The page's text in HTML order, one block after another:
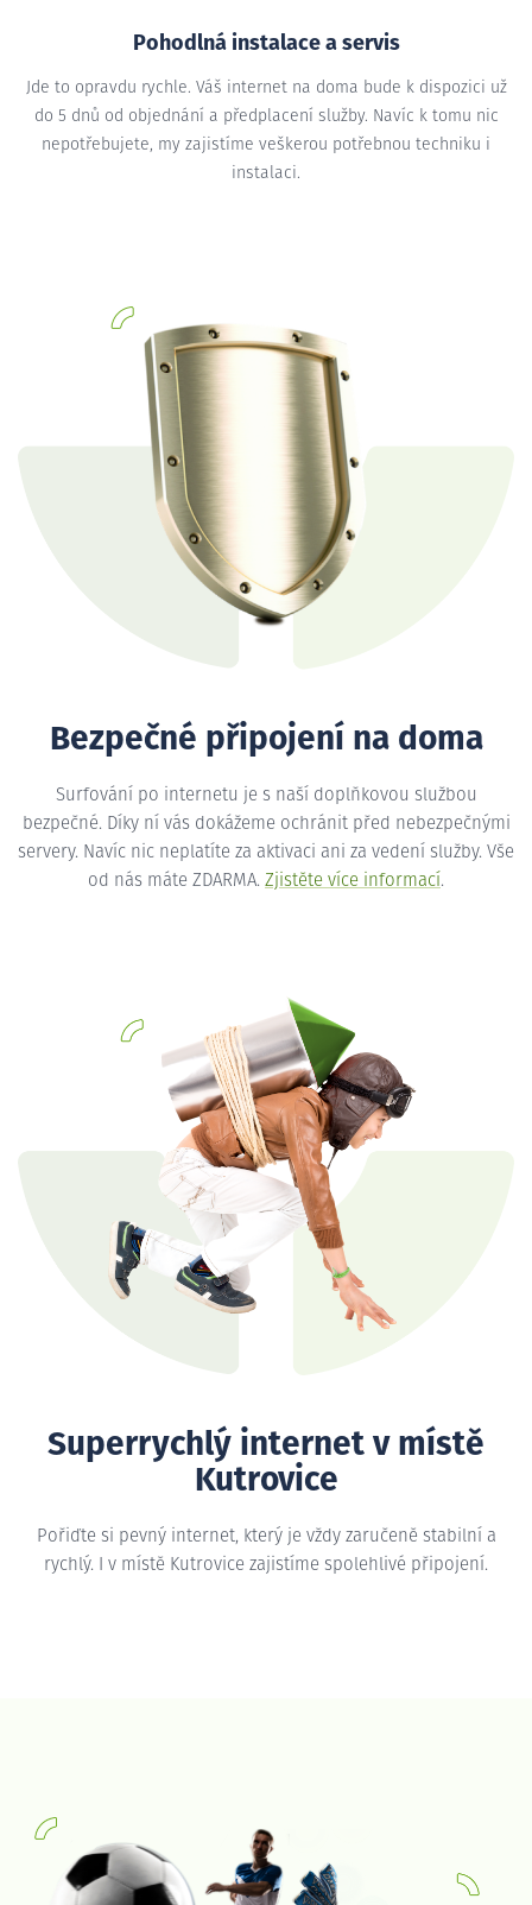
Pohodlná instalace a servis
Jde to opravdu rychle. Váš internet na doma bude k dispozici už
do 5 dnů od objednání a předplacení služby. Navíc k tomu nic
nepotřebujete, my zajistíme veškerou potřebnou techniku i
instalaci.
Bezpečné připojení na doma
Surfování po internetu je s naší doplňkovou službou
bezpečné. Díky ní vás dokážeme ochránit před nebezpečnými
servery. Navíc nic neplatíte za aktivaci ani za vedení služby. Vše
od nás máte ZDARMA. Zjistěte více informací.
Superrychlý internet v místě
Kutrovice
Pořiďte si pevný internet, který je vždy zaručeně stabilní a
rychlý. I v místě Kutrovice zajistíme spolehlivé připojení.